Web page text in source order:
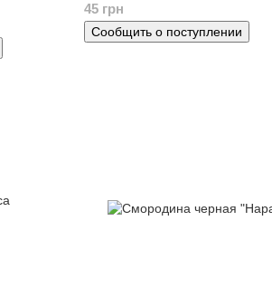
45 грн
Сообщить о поступлении